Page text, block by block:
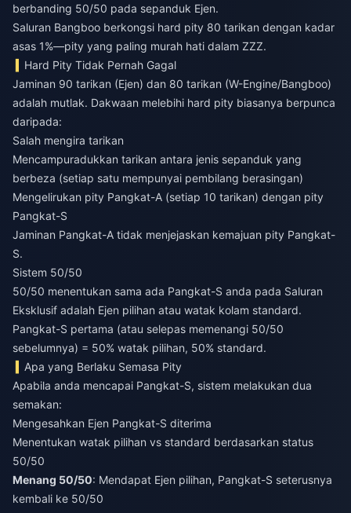
berbanding 50/50 pada sepanduk Ejen.
Saluran Bangboo berkongsi hard pity 80 tarikan dengan kadar
asas 1%—pity yang paling murah hati dalam ZZZ.
Hard Pity Tidak Pernah Gagal
Jaminan 90 tarikan (Ejen) dan 80 tarikan (W-Engine/Bangboo)
adalah mutlak. Dakwaan melebihi hard pity biasanya berpunca
daripada:
Salah mengira tarikan
Mencampuradukkan tarikan antara jenis sepanduk yang
berbeza (setiap satu mempunyai pembilang berasingan)
Mengelirukan pity Pangkat-A (setiap 10 tarikan) dengan pity
Pangkat-S
Jaminan Pangkat-A tidak menjejaskan kemajuan pity Pangkat-
S.
Sistem 50/50
50/50 menentukan sama ada Pangkat-S anda pada Saluran
Eksklusif adalah Ejen pilihan atau watak kolam standard.
Pangkat-S pertama (atau selepas memenangi 50/50
sebelumnya) = 50% watak pilihan, 50% standard.
Apa yang Berlaku Semasa Pity
Apabila anda mencapai Pangkat-S, sistem melakukan dua
semakan:
Mengesahkan Ejen Pangkat-S diterima
Menentukan watak pilihan vs standard berdasarkan status
50/50
Menang 50/50: Mendapat Ejen pilihan, Pangkat-S seterusnya